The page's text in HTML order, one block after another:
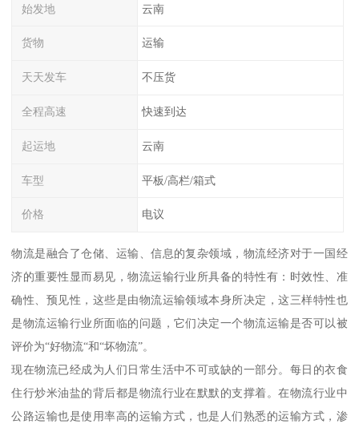
始发地 云南
货物 运输
天天发车 不压货
全程高速 快速到达
起运地 云南
车型 平板/高栏/箱式
价格 电议
物流是融合了仓储、运输、信息的复杂领域，物流经济对于一国经
济的重要性显而易见，物流运输行业所具备的特性有：时效性、准
确性、预见性，这些是由物流运输领域本身所决定，这三样特性也
是物流运输行业所面临的问题，它们决定一个物流运输是否可以被
评价为“好物流“和“坏物流”。
现在物流已经成为人们日常生活中不可或缺的一部分。每日的衣食
住行炒米油盐的背后都是物流行业在默默的支撑着。在物流行业中
公路运输也是使用率高的运输方式，也是人们熟悉的运输方式，渗